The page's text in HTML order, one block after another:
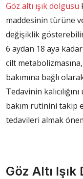
Göz altı ışık dolgusu
maddesinin türüne
değişiklik
6 aydan 18 aya
cilt
bakımına bağlı
Tedavinin
bakım rutinini takip
tedavileri almak
Göz Altı